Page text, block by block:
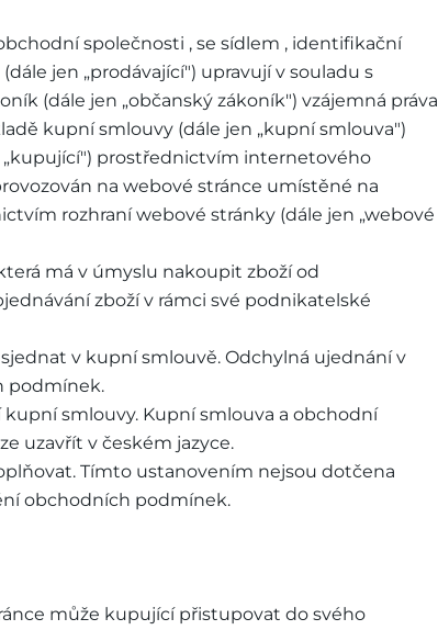
společnosti , se sídlem , identifikační
jen „prodávající") upravují v souladu s
(dále jen „občanský zákoník") vzájemná práva
kupní smlouvy (dále jen „kupní smlouva")
„kupující") prostřednictvím internetového
na webové stránce umístěné na
rozhraní webové stránky (dále jen „webové
má v úmyslu nakoupit zboží od
zboží v rámci své podnikatelské
v kupní smlouvě. Odchylná ujednání v
podmínek.
smlouvy. Kupní smlouva a obchodní
uzavřít v českém jazyce.
Tímto ustanovením nejsou dotčena
obchodních podmínek.
může kupující přistupovat do svého